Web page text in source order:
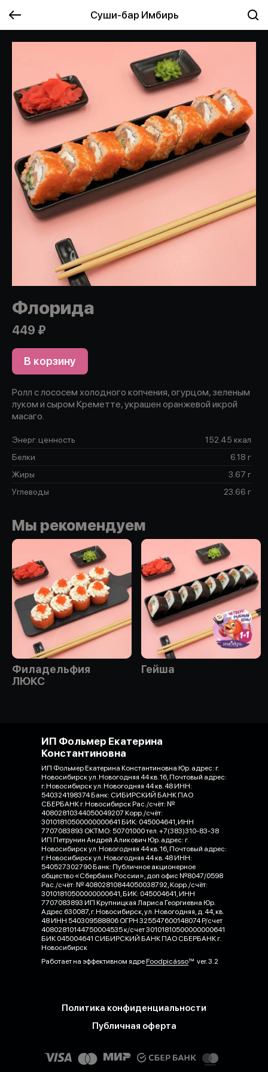
Суши-бар Имбирь
Флорида
449 ₽
В корзину
Ролл с лососем холодного копчения, огурцом, зеленым
луком и сыром Креметте, украшен оранжевой икрой
масаго.
Энерг. ценность
152.45 ккал
Белки
6.18 г
Жиры
3.67 г
Углеводы
23.66 г
Мы рекомендуем
Филадельфия
ЛЮКС
Гейша
ИП Фольмер Екатерина
Константиновна
ИП Фольмер Екатерина Константиновна Юр. адрес: г.
Новосибирск ул. Новогодняя 44 кв. 16, Почтовый адрес:
г. Новосибирск ул. Новогодняя 44 кв. 48 ИНН:
540324198374 Банк: СИБИРСКИЙ БАНК ПАО
СБЕРБАНК г. Новосибирск Рас./счёт: №
40802810344050049207 Корр./счёт:
30101810500000000641 БИК: 045004641, ИНН
7707083893 ОКТМО: 50701000 тел. +7(383)310-83-38
ИП Петрунин Андрей Аликович Юр. адрес: г.
Новосибирск ул. Новогодняя 44 кв. 16, Почтовый адрес:
г. Новосибирск ул. Новогодняя 44 кв. 48 ИНН:
540527302790 Банк: Публичное акционерное
общество «Сбербанк России», доп офис №8047/0598
Рас./счёт: № 40802810844050038792, Корр./счёт:
30101810500000000641, БИК: 045004641, ИНН
7707083893 ИП Крупницкая Лариса Георгиевна Юр.
Адрес 630087, г. Новосибирск, ул. Новогодняя, д. 44, кв.
48 ИНН 540309588806 ОГРН 325547600148074 Р/счет
40802810144750004535 к/счет 30101810500000000641
БИК 045004641 СИБИРСКИЙ БАНК ПАО СБЕРБАНК г.
Новосибирск
Работает на эффективном ядреFoodpicássover. 3.2
Политика конфиденциальности
Публичная оферта